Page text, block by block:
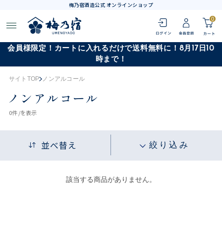
梅乃宿酒造公式 オンラインショップ
0
会員様限定！カートに入れるだけで送料無料に！8月17日10
時まで！
サイトTOP ノンアルコール
ノンアルコール
0件 /を表示
並べ替え 絞り込み
該当する商品がありません。